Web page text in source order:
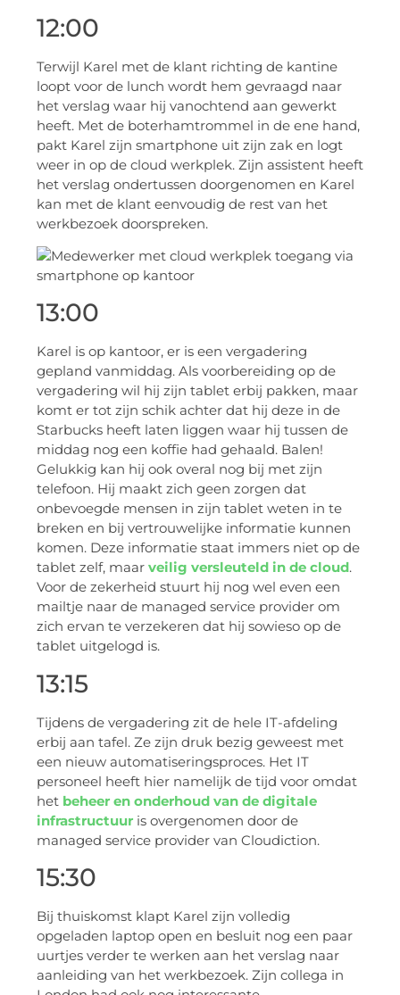
12:00
Terwijl Karel met de klant richting de kantine
loopt voor de lunch wordt hem gevraagd naar
het verslag waar hij vanochtend aan gewerkt
heeft. Met de boterhamtrommel in de ene hand,
pakt Karel zijn smartphone uit zijn zak en logt
weer in op de cloud werkplek. Zijn assistent heeft
het verslag ondertussen doorgenomen en Karel
kan met de klant eenvoudig de rest van het
werkbezoek doorspreken.
13:00
Karel is op kantoor, er is een vergadering
gepland vanmiddag. Als voorbereiding op de
vergadering wil hij zijn tablet erbij pakken, maar
komt er tot zijn schik achter dat hij deze in de
Starbucks heeft laten liggen waar hij tussen de
middag nog een koffie had gehaald. Balen!
Gelukkig kan hij ook overal nog bij met zijn
telefoon. Hij maakt zich geen zorgen dat
onbevoegde mensen in zijn tablet weten in te
breken en bij vertrouwelijke informatie kunnen
komen. Deze informatie staat immers niet op de
tablet zelf, maar veilig versleuteld in de cloud.
Voor de zekerheid stuurt hij nog wel even een
mailtje naar de managed service provider om
zich ervan te verzekeren dat hij sowieso op de
tablet uitgelogd is.
13:15
Tijdens de vergadering zit de hele IT-afdeling
erbij aan tafel. Ze zijn druk bezig geweest met
een nieuw automatiseringsproces. Het IT
personeel heeft hier namelijk de tijd voor omdat
het beheer en onderhoud van de digitale
infrastructuur is overgenomen door de
managed service provider van Cloudiction.
15:30
Bij thuiskomst klapt Karel zijn volledig
opgeladen laptop open en besluit nog een paar
uurtjes verder te werken aan het verslag naar
aanleiding van het werkbezoek. Zijn collega in